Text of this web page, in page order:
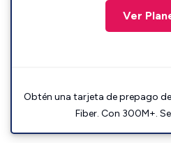
Ver
Obtén una tarjeta de prepago
Fiber. Con 300M+.